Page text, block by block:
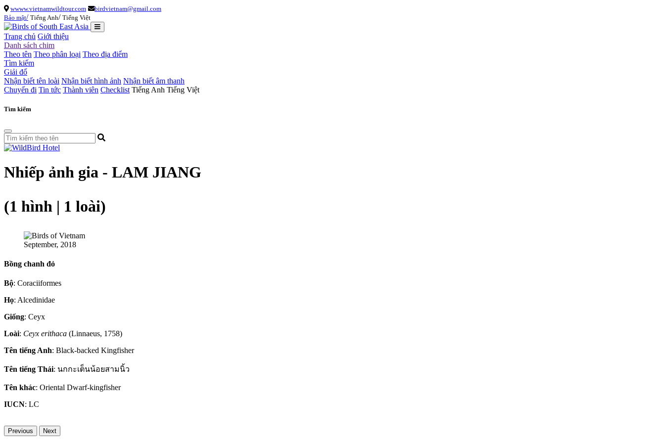
wwww.vietnamwildtour.com
birdvietnam@gmail.com
Bảo mật/ Tiếng Anh/ Tiếng Việt
Trang chủ Giới thiệu
Danh sách chim
Theo tên Theo phân loại Theo địa điểm
Tìm kiếm
Giải đố
Nhận biết tên loài Nhận biết hình ảnh Nhận biết âm thanh
Chuyến đi Tin tức Thành viên Checklist Tiếng Anh Tiếng Việt
Tìm kiếm
Nhiếp ảnh gia - LAM JIANG
(1 hình | 1 loài)
September, 2018
Bồng chanh đỏ
Bộ: Coraciiformes
Họ: Alcedinidae
Giống: Ceyx
Loài: Ceyx erithaca (Linnaeus, 1758)
Tên tiếng Anh: Black-backed Kingfisher
Tên tiếng Thái: นกกะเต็นน้อยสามนิ้ว
Tên khác: Oriental Dwarf-kingfisher
IUCN: LC
Previous Next